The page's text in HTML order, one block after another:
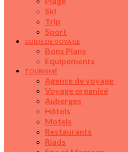
Ski
Trip
Sport
GUIDE DE VOYAGE
Bons Plans
Equipements
TOURISME
Agence de voyage
Voyage organisé
Auberges
Hôtels
Motels
Restaurants
Riads